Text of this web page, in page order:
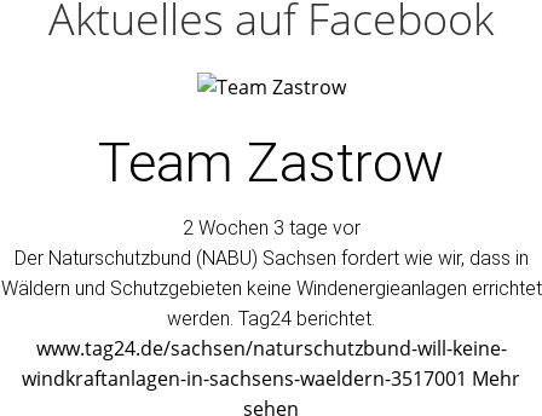
Aktuelles auf Facebook
Team Zastrow
2 Wochen 3 tage vor
Der Naturschutzbund (NABU) Sachsen fordert wie wir, dass in
Wäldern und Schutzgebieten keine Windenergieanlagen errichtet
werden. Tag24 berichtet.
www.tag24.de/sachsen/naturschutzbund-will-keine-
windkraftanlagen-in-sachsens-waeldern-3517001 Mehr
sehen